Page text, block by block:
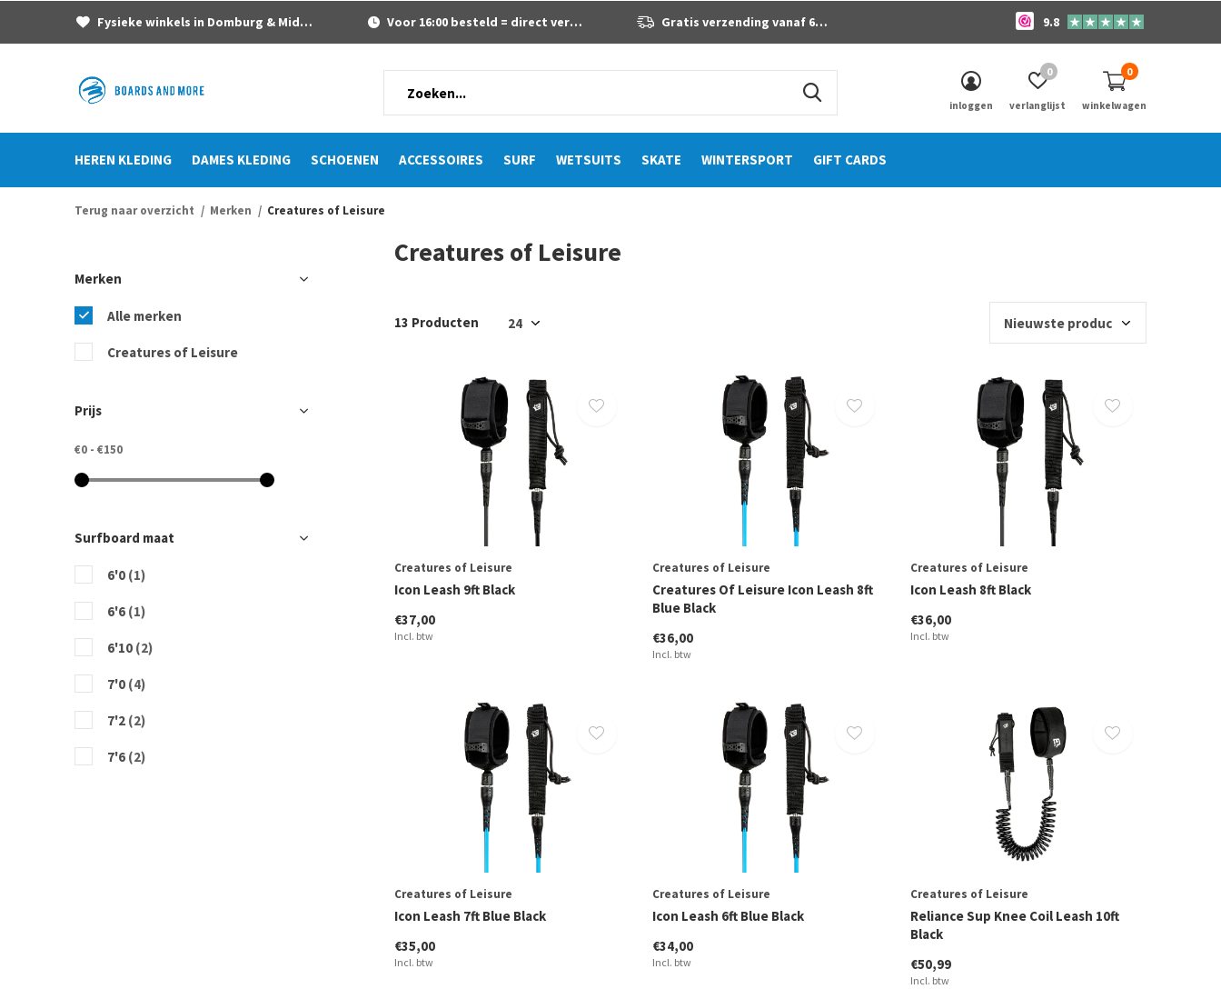
HEREN KLEDING DAMES KLEDING SCHOENEN ACCESSOIRES SURF WETSUITS SKATE WINTERSPORT GIFT CARDS
inloggen verlanglijst
0
winkelwagen
0
Fysieke winkels in Domburg & Middelburg Voor 16:00 besteld = direct verzonden Gratis verzending vanaf 60 euro 9.8
Terug naar overzicht Merken Creatures of Leisure
Creatures of Leisure
13 Producten
Creatures of Leisure
Icon Leash 9ft Black
€37,00
Incl. btw
Creatures of Leisure
Creatures Of Leisure Icon Leash 8ft
Blue Black
€36,00
Incl. btw
Creatures of Leisure
Icon Leash 8ft Black
€36,00
Incl. btw
Creatures of Leisure
Icon Leash 7ft Blue Black
€35,00
Incl. btw
Creatures of Leisure
Icon Leash 6ft Blue Black
€34,00
Incl. btw
Creatures of Leisure
Reliance Sup Knee Coil Leash 10ft
Black
€50,99
Incl. btw
Merken
Alle merken
Creatures of Leisure
Prijs
€0 - €150
Surfboard maat
6'0 (1)
6'6 (1)
6'10 (2)
7'0 (4)
7'2 (2)
7'6 (2)